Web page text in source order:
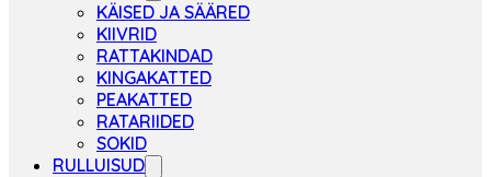
KÄISED JA SÄÄRED
KIIVRID
RATTAKINDAD
KINGAKATTED
PEAKATTED
RATARIIDED
SOKID
RULLUISUD